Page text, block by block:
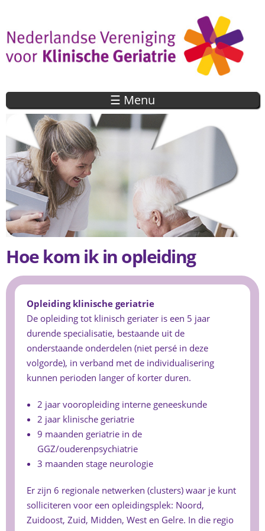
de inhoud
gaan
☰ Menu
Hoe kom ik in opleiding
Opleiding klinische geriatrie
De opleiding tot klinisch geriater is een 5 jaar
durende specialisatie, bestaande uit de
onderstaande onderdelen (niet persé in deze
volgorde), in verband met de individualisering
kunnen perioden langer of korter duren.
2 jaar vooropleiding interne geneeskunde
2 jaar klinische geriatrie
9 maanden geriatrie in de
GGZ/ouderenpsychiatrie
3 maanden stage neurologie
Er zijn 6 regionale netwerken (clusters) waar je kunt
solliciteren voor een opleidingsplek: Noord,
Zuidoost, Zuid, Midden, West en Gelre. In die regio